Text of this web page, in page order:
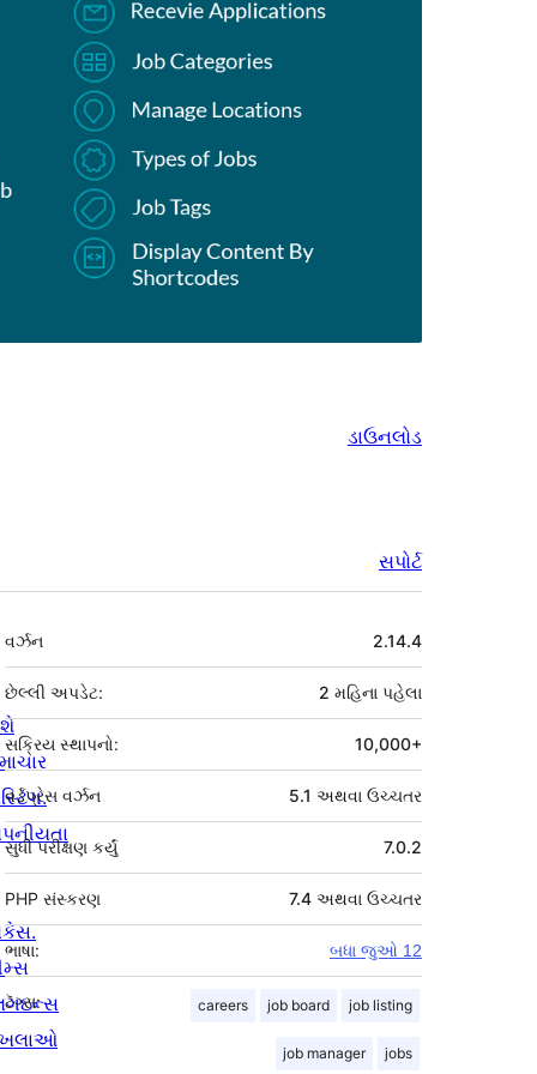
ડાઉનલોડ
સપોર્ટ
મેટા
વર્ઝન 2.14.4
છેલ્લી અપડેટ: 2 મહિના પહેલા
સક્રિય સ્થાપનો: 10,000+
વર્ડપ્રેસ વર્ઝન 5.1 અથવા ઉચ્ચતર
7.0.2
સુધી પરીક્ષણ કર્યું
PHP સંસ્કરણ 7.4 અથવા ઉચ્ચતર
ભાષા: બધા જુઓ 12
ટૅગ્સ: careers job board job listing
job manager jobs